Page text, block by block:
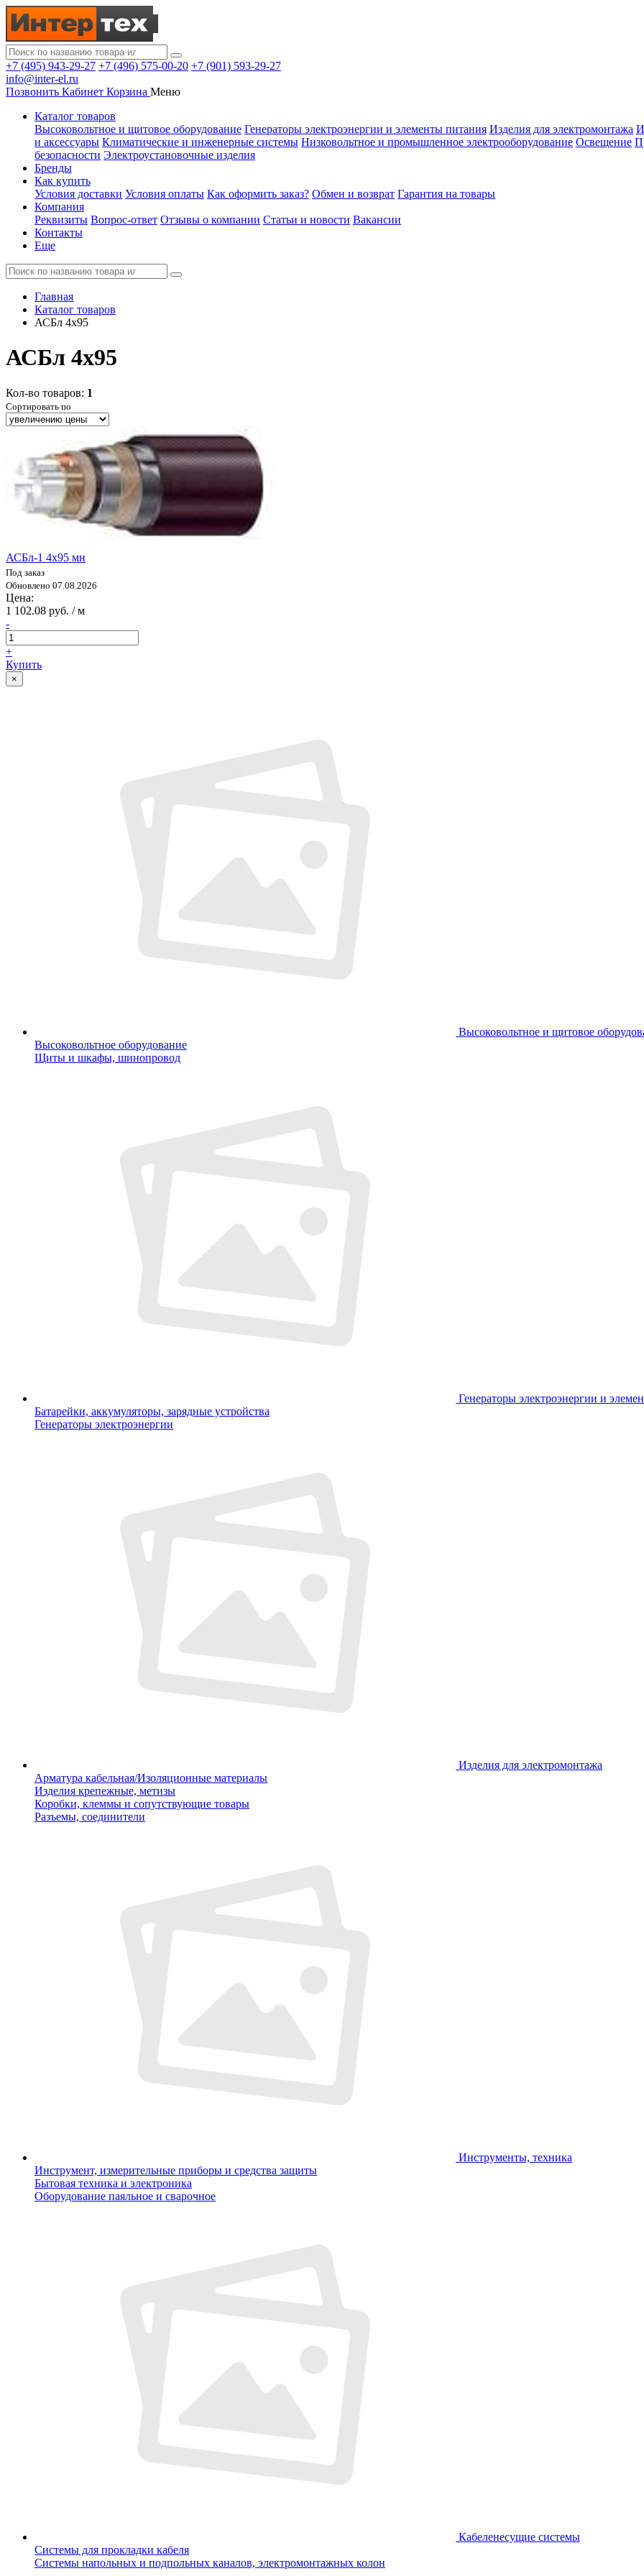
+7 (495) 943-29-27 +7 (496) 575-00-20 +7 (901) 593-29-27
info@inter-el.ru
Позвонить Кабинет Корзина Меню
Каталог товаров
Высоковольтное и щитовое оборудование Генераторы электроэнергии и элементы питания Изделия для электромонтажа
и аксессуары Климатические и инженерные системы Низковольтное и промышленное электрооборудование Освещение
безопасности Электроустановочные изделия
Бренды
Как купить
Условия доставки Условия оплаты Как оформить заказ? Обмен и возврат Гарантия на товары
Компания
Реквизиты Вопрос-ответ Отзывы о компании Статьи и новости Вакансии
Контакты
Еще
Главная
Каталог товаров
АСБл 4x95
АСБл 4x95
Кол-во товаров: 1
Сортировать по
АСБл-1 4х95 мн
Под заказ
Обновлено 07.08.2026
Цена:
1 102.08 руб. / м
-
+
Купить
×
Высоковольтное и щитовое
Высоковольтное оборудование
Щиты и шкафы, шинопровод
Генераторы электроэнергии и
Батарейки, аккумуляторы, зарядные устройства
Генераторы электроэнергии
Изделия для электромонтажа
Арматура кабельная/Изоляционные материалы
Изделия крепежные, метизы
Коробки, клеммы и сопутствующие товары
Разъемы, соединители
Инструменты, техника
Инструмент, измерительные приборы и средства защиты
Бытовая техника и электроника
Оборудование паяльное и сварочное
Кабеленесущие системы
Системы для прокладки кабеля
Системы напольных и подпольных каналов, электромонтажных колон